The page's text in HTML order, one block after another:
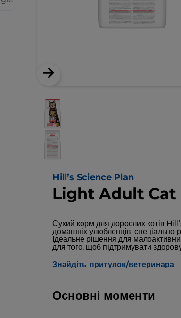
Hill’s Science Plan
Light Adult Cat
Сухий корм для дорослих котів
домашніх улюбленців,
Ідеальне рішення для
для того, щоб підтримувати
Знайдіть притулок/ветеринара
Основні моменти